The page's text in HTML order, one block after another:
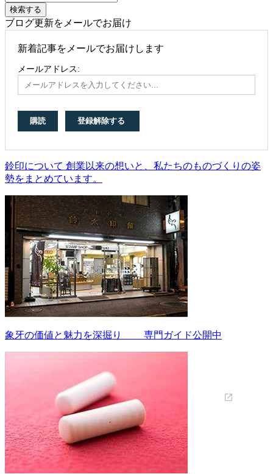
ブログ更新をメールでお届け
新着記事をメールでお届けします
メールアドレス:
鈴印について 創業以来の想いと、私たちのものづくりの姿
勢をまとめています。
象牙の価値と魅力を深掘り 専門ガイド公開中